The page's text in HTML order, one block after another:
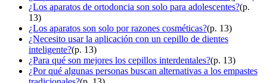
¿Los aparatos de ortodoncia son solo para adolescentes?(p.
13)
¿Los aparatos son solo por razones cosméticas?(p. 13)
¿Necesito usar la aplicación con un cepillo de dientes
inteligente?(p. 13)
¿Para qué son mejores los cepillos interdentales?(p. 13)
¿Por qué algunas personas buscan alternativas a los empastes